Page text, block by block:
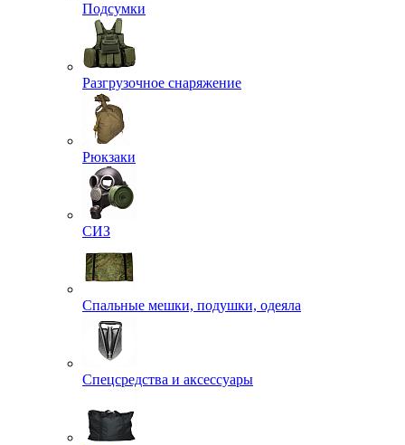
Подсумки
Разгрузочное снаряжение
Рюкзаки
СИЗ
Спальные мешки, подушки, одеяла
Спецсредства и аксессуары